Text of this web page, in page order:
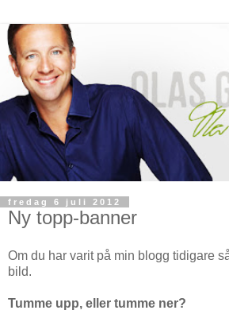
fredag 6 juli 2012
Ny topp-banner
Om du har varit på min blogg tidigare
bild.
Tumme upp, eller tumme ner?